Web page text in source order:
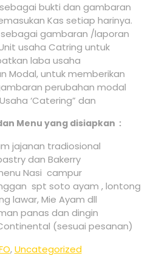
bukti dan gambaran
Kas setiap harinya.
sebagai gambaran /laporan
usaha Catring untuk
laba usaha
Modal, untuk memberikan
perubahan modal
‘Catering” dan
Menu yang disiapkan :
jajanan tradiosional
dan Bakerry
Nasi campur
spt soto ayam , lontong
lawar, Mie Ayam dll
panas dan dingin
(sesuai pesanan)
,Uncategorized